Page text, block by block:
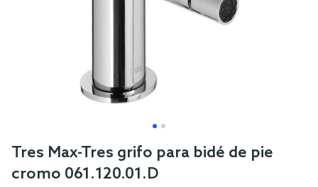
Skip
Tres Max-Tres grifo para bidé de pie
cromo 061.120.01.D